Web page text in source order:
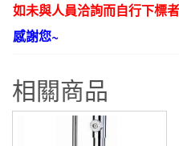
如未與人員洽詢而自行下標
感謝您~
相關商品